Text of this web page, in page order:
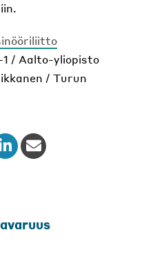
/ Aalto-yliopisto
/ Turun
avaruus